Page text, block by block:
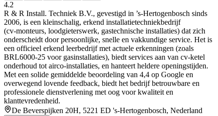
4.2
R & R Install. Techniek B.V., gevestigd in ’s‑Hertogenbosch sinds
2006, is een kleinschalig, erkend installatietechniekbedrijf
(cv‑monteurs, loodgieterswerk, gastechnische installaties) dat zich
onderscheidt door persoonlijke, snelle en vakkundige service. Het is
een officieel erkend leerbedrijf met actuele erkenningen (zoals
BRL6000‑25 voor gasinstallaties), biedt services aan van cv-ketel
onderhoud tot airco‑installaties, en hanteert heldere openingstijden.
Met een solide gemiddelde beoordeling van 4,4 op Google en
overwegend lovende feedback, biedt het bedrijf betrouwbare en
professionele dienstverlening met oog voor kwaliteit en
klanttevredenheid.
De Beverspijken 20H, 5221 ED 's-Hertogenbosch, Nederland